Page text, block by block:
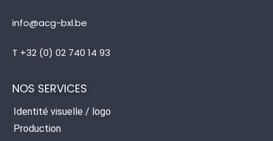
info@acg-bxl.be
T +32 (0) 02 740 14 93
NOS SERVICES
Identité visuelle / logo
Production